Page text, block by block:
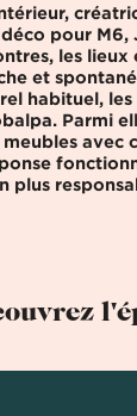
pour M6,
les lieux
et
habituel,
Parmi
avec
plus